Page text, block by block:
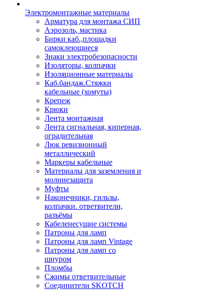
Электромонтажные материалы
Арматура для монтажа СИП
Аэрозоль, мастика
Бирки каб.,площадки
самоклеющиеся
Знаки электробезопасности
Изоляторы, колпачки
Изоляционные материалы
Каб.бандаж.Стяжки
кабельные (хомуты)
Крепеж
Крюки
Лента монтажная
Лента сигнальная, киперная,
оградительная
Люк ревизионный
металлический
Маркеры кабельные
Материалы для заземления и
молниезащита
Муфты
Наконечники, гильзы,
колпачки. ответвители,
разъёмы
Кабеленесущие системы
Патроны для ламп
Патроны для ламп Vintage
Патроны для ламп со
шнуром
Пломбы
Сжимы ответвительные
Соединители SKOTCH